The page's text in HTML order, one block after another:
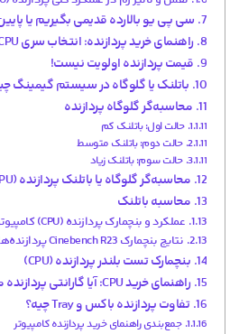
سی پی یو بالارده قدیمی بگیریم یا
راهنمای خرید پردازنده: انتخاب سری CPU
قیمت پردازنده اولویت نیست!
باتلنک یا گلوگاه در سیستم گیمینگ
محاسبه‌گر گلوگاه پردازنده
حالت اول: باتلنک کم
حالت دوم: باتلنک متوسط
حالت سوم: باتلنک زیاد
محاسبه‌گر گلوگاه یا باتلنک پردازنده (CPU)
محاسبه باتلنک
عملکرد و بنچمارک پردازنده‌ (CPU) کامپیوتر
نتایج بنچمارک Cinebench R23 پردازنده‌های چند نسل اخیر
بنچمارک تست بلندر پردازنده‌ (CPU)
راهنمای خرید CPU: آیا گارانتی پردازنده مهمه؟
تفاوت پردازنده باکس و Tray چیه؟
جمع‌بندی راهنمای خرید پردازنده کامپیوتر